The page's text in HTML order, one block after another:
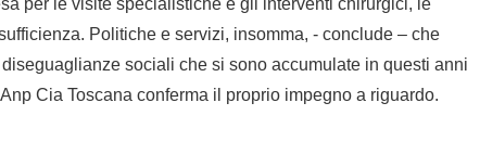
per le visite specialistiche e gli interventi chirurgici, le
Politiche e servizi, insomma, - conclude – che
sociali che si sono accumulate in questi anni
Cia Toscana conferma il proprio impegno a riguardo.